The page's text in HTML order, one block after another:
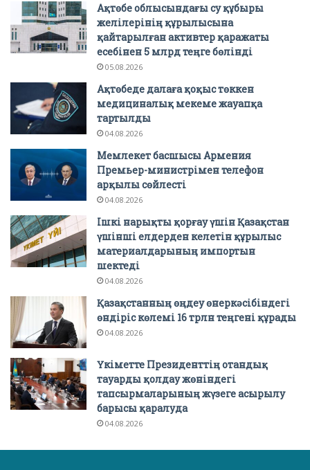
Ақтөбе облысындағы су құбыры
желілерінің құрылысына
қайтарылған активтер қаражаты
есебінен 5 млрд теңге бөлінді
05.08.2026
Ақтөбеде далаға қоқыс төккен
медициналық мекеме жауапқа
тартылды
04.08.2026
Мемлекет басшысы Армения
Премьер-министрімен телефон
арқылы сөйлесті
04.08.2026
Ішкі нарықты қорғау үшін Қазақстан
үшінші елдерден келетін құрылыс
материалдарының импортын
шектеді
04.08.2026
Қазақстанның өңдеу өнеркәсібіндегі
өндіріс көлемі 16 трлн теңгені құрады
04.08.2026
Үкіметте Президенттің отандық
тауарды қолдау жөніндегі
тапсырмаларының жүзеге асырылу
барысы қаралуда
04.08.2026